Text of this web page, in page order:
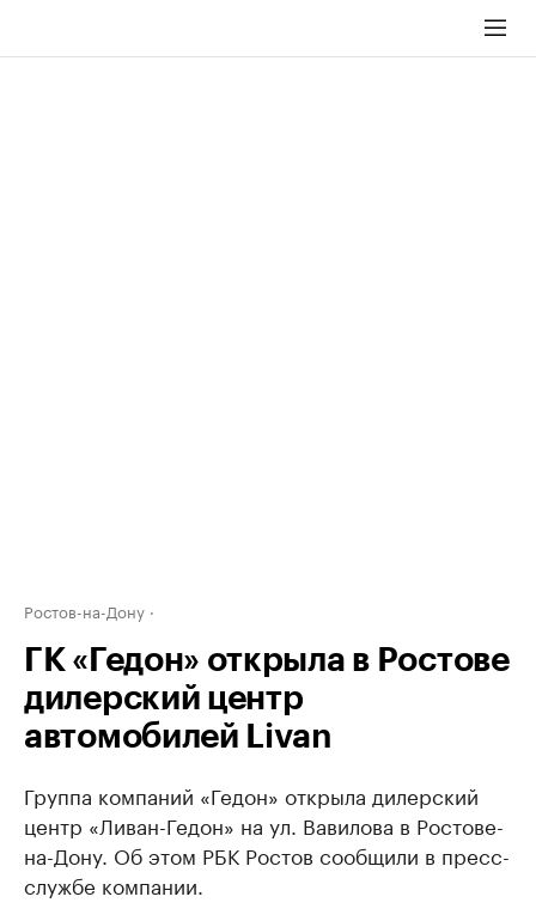
Ростов-на-Дону
ГК «Гедон» открыла в Ростове
дилерский центр
автомобилей Livan
Группа компаний «Гедон» открыла дилерский
центр «Ливан-Гедон» на ул. Вавилова в Ростове-
на-Дону. Об этом РБК Ростов сообщили в пресс-
службе компании.